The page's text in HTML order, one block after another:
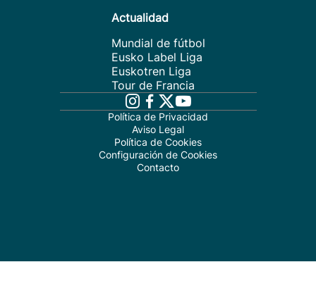
Actualidad
Mundial de fútbol
Eusko Label Liga
Euskotren Liga
Tour de Francia
Política de Privacidad
Aviso Legal
Política de Cookies
Configuración de Cookies
Contacto